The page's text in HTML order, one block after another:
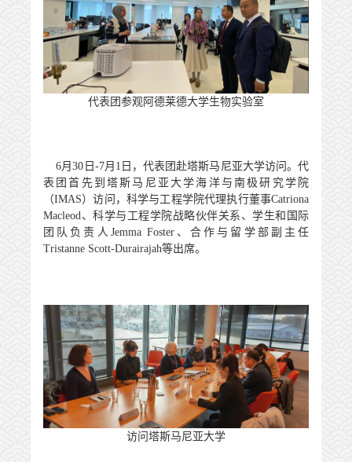
代表团参观阿德莱德大学生物实验室
6月30 日 -7月 1 日，代表团赴塔斯马尼亚大学访问。代
表团首先到塔斯马尼亚大学海洋与南极研究学院
（IMAS）访问，科学与工程学院代理执行董事Catriona
Macleod 、科学与工程学院战略伙伴关系、学生和国际
团队负责人 Jemma Foster、合作与留学部副主任
Tristanne Scott-Durairajah等出席。
访问塔斯马尼亚大学